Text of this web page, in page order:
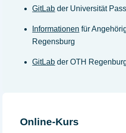
GitLab der Universität
Informationen für
Regensburg
GitLab der OTH
Online-Kurs